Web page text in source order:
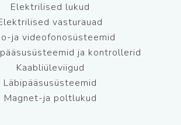
Elektrilised lukud
vasturauad
ja videofonosüsteemid
ja kontrollerid
Kaabliüleviigud
Läbipääsusüsteemid
Magnet-ja poltlukud